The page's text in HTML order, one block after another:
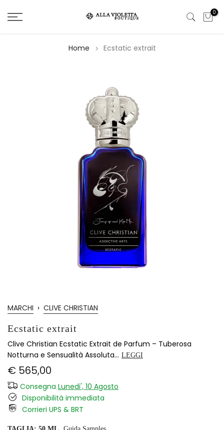
il
0
Home Ecstatic extrait
MARCHI › CLIVE CHRISTIAN
Ecstatic extrait
Clive Christian Ecstatic Extrait de Parfum – Tuberosa
Notturna e Sensualità Assoluta... LEGGI
€ 565,00
Consegna Lunedi', 10 Agosto
Disponibilità immediata
Corrieri UPS & BRT